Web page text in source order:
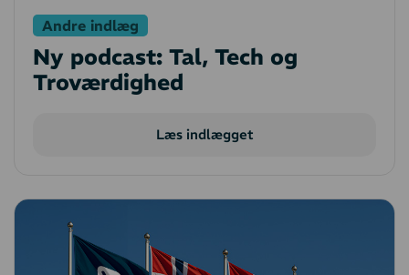
Andre indlæg
Ny podcast: Tal, Tech og
Troværdighed
Læs indlægget